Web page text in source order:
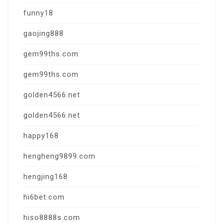
funny18
gaojing888
gem99ths.com
gem99ths.com
golden4566.net
golden4566.net
happy168
hengheng9899.com
hengjing168
hi6bet.com
hiso8888s.com